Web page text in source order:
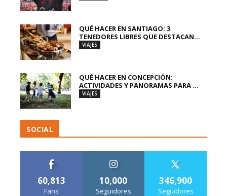
QUÉ HACER EN SANTIAGO: 3
TENEDORES LIBRES QUE DESTACAN...
VIAJES
QUÉ HACER EN CONCEPCIÓN:
ACTIVIDADES Y PANORAMAS PARA ...
VIAJES
SOCIAL
60,813
Fans
10,000
Seguidores
346,900
Seguidores